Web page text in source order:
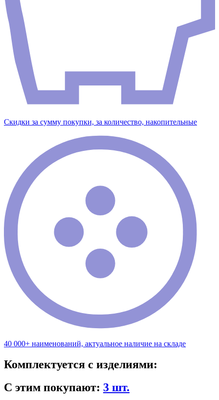
Скидки за сумму покупки, за количество, накопительные
40 000+ наименований, актуальное наличие на складе
Комплектуется с изделиями:
С этим покупают: 3 шт.